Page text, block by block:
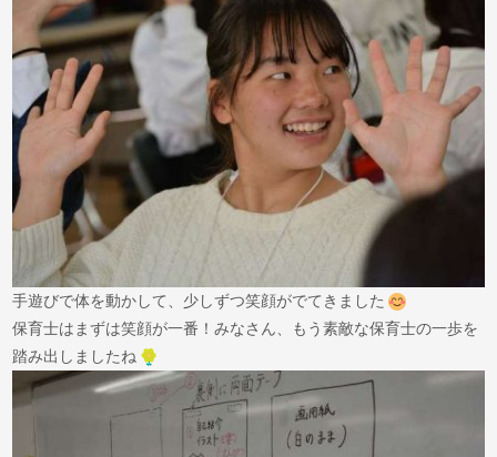
手遊びで体を動かして、少しずつ笑顔がでてきました
保育士はまずは笑顔が一番！みなさん、もう素敵な保育士の一歩を
踏み出しましたね